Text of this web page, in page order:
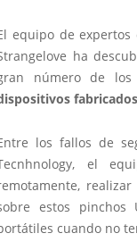
equipo de expertos
ha
número de los
los fallos de
el
estos pinchos
cuando no